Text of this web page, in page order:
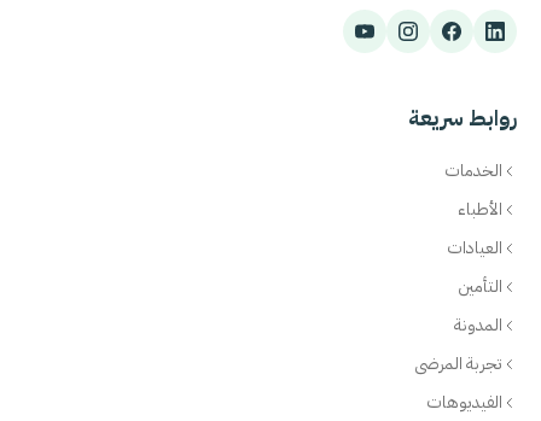
روابط سريعة
الخدمات
الأطباء
العيادات
التأمين
المدونة
تجربة المرضى
الفيديوهات